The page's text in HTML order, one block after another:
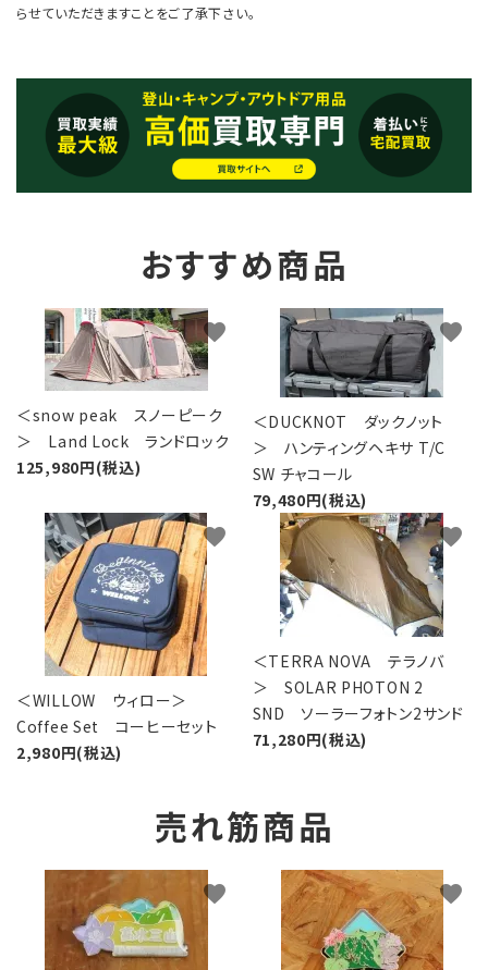
らせていただきますことをご了承下さい。
おすすめ商品
＜snow peak スノーピーク
＞ Land Lock ランドロック
125,980円(税込)
favorite
＜DUCKNOT ダックノット
＞ ハンティングヘキサ T/C
SW チャコール
79,480円(税込)
favorite
＜WILLOW ウィロー＞
Coffee Set コーヒーセット
2,980円(税込)
favorite
＜TERRA NOVA テラノバ
＞ SOLAR PHOTON 2
SND ソーラーフォトン2サンド
71,280円(税込)
favorite
売れ筋商品
favorite favorite